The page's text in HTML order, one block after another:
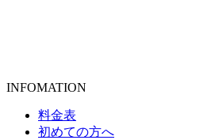
INFOMATION
料金表
初めての方へ